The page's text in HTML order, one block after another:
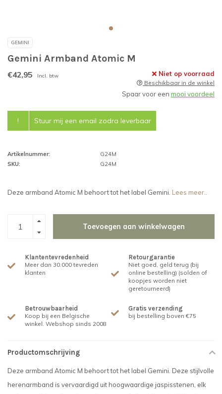
GEMINI
Gemini Armband Atomic M
€42,95 Incl. btw Niet op voorraad
Beschikbaar in de winkel
Spaar voor een mooi voordeel
! Stuur mij een email zodra leverbaar
Artikelnummer:
G24M
SKU:
G24M
Deze armband Atomic M behoort tot het label Gemini. Lees meer..
Toevoegen aan winkelwagen
Klantentevredenheid
Meer dan 30.000 tevreden
klanten
Retourgarantie
Niet goed, geld terug (bij
online bestelling) (solden of
koopjes worden niet
geretourneerd)
Betrouwbaarheid
Koop bij een Belgische
winkel. Webshop sinds 2008
Gratis verzending
bij bestelling boven €75
Productomschrijving
Deze armband Atomic M behoort tot het label Gemini. Deze stijlvolle
herenarmband is vervaardigd uit hoogwaardige jaspisstenen, elk